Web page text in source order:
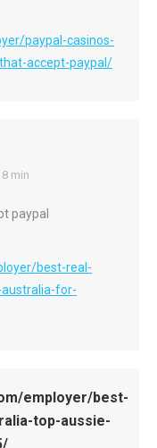
paypal-casinos-
accept-paypal/
min
paypal
best-real-
for-
employer/best-
top-aussie-